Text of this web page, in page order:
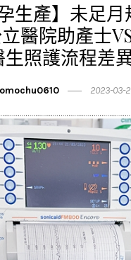
生產】未足
醫院助產士
生照護流程差
2023-03-